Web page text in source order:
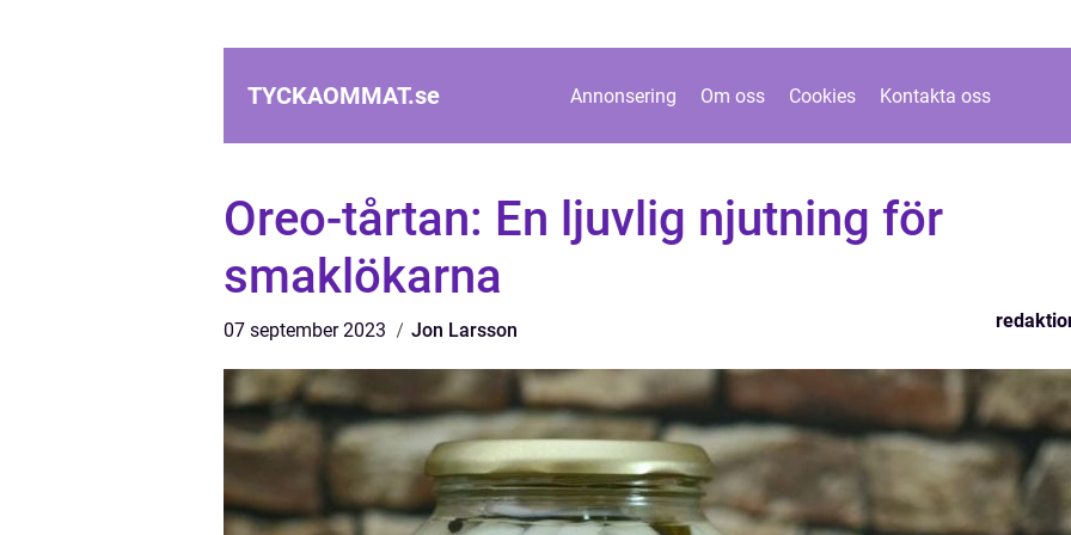
TYCKAOMMAT.se Annonsering Om oss Cookies Kontakta oss
Oreo-tårtan: En ljuvlig njutning för
smaklökarna
07 september 2023 Jon Larsson